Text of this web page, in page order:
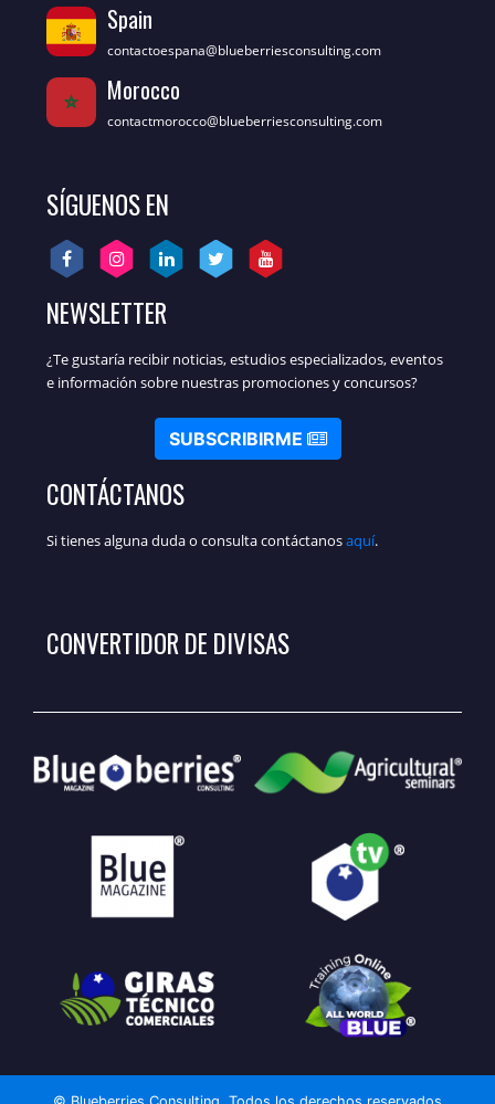
Spain
contactoespana@blueberriesconsulting.com
Morocco
contactmorocco@blueberriesconsulting.com
SÍGUENOS EN
NEWSLETTER
¿Te gustaría recibir noticias, estudios especializados, eventos
e información sobre nuestras promociones y concursos?
SUBSCRIBIRME
CONTÁCTANOS
Si tienes alguna duda o consulta contáctanosaquí.
CONVERTIDOR DE DIVISAS